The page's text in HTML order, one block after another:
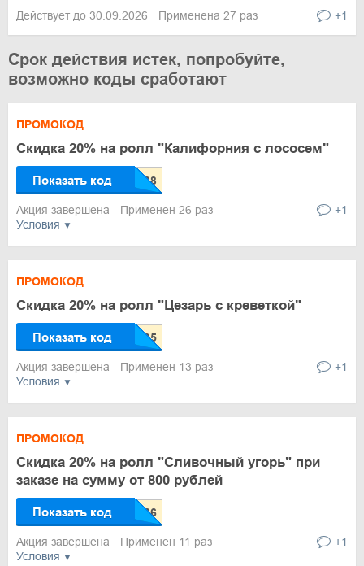
Действует до 30.09.2026 Применена 27 раз +1
Срок действия истек, попробуйте,
возможно коды сработают
Условия
ПРОМОКОД
Скидка 20% на ролл "Калифорния с лососем"
Показать код
Акция завершена Применен 26 раз +1
Условия
ПРОМОКОД
Скидка 20% на ролл "Цезарь с креветкой"
Показать код
Акция завершена Применен 13 раз +1
Условия
ПРОМОКОД
Скидка 20% на ролл "Сливочный угорь" при
заказе на сумму от 800 рублей
Показать код
Акция завершена Применен 11 раз +1